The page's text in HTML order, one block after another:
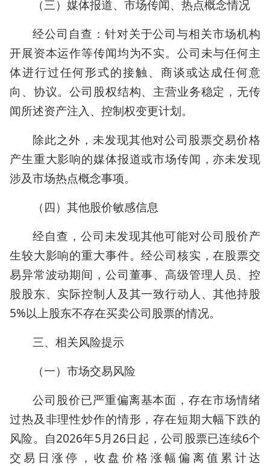
（三）媒体报道、市场传闻、热点概念情况
经公司自查：针对关于公司与相关市场机构
开展资本运作等传闻均为不实。公司未与任何主
体进行过任何形式的接触、商谈或达成任何意
向、协议。公司股权结构、主营业务稳定，无传
闻所述资产注入、控制权变更计划。
除此之外，未发现其他对公司股票交易价格
产生重大影响的媒体报道或市场传闻，亦未发现
涉及市场热点概念事项。
（四）其他股价敏感信息
经自查，公司未发现其他可能对公司股价产
生较大影响的重大事件。经公司核实，在股票交
易异常波动期间，公司董事、高级管理人员、控
股股东、实际控制人及其一致行动人、其他持股
5%以上股东不存在买卖公司股票的情况。
三、相关风险提示
（一）市场交易风险
公司股价已严重偏离基本面，存在市场情绪
过热及非理性炒作的情形，存在短期大幅下跌的
风险。自2026年5月26日起，公司股票已连续6个
交易日涨停，收盘价格涨幅偏离值累计达